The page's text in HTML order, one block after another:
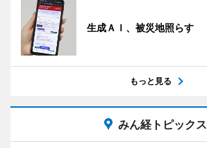
生成ＡＩ、被災地照らす
もっと見る
みん経トピックス